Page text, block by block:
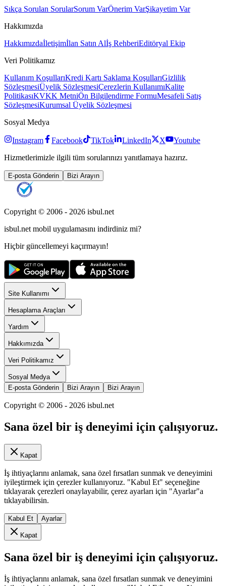
Sıkça Sorulan SorularSorum VarÖnerim VarŞikayetim Var
Hakkımızda
Hakkımızdaİletişimİlan Satın Alİş RehberiEditöryal Ekip
Veri Politikamız
Kullanım KoşullarıKredi Kartı Saklama KoşullarıGizlilik
SözleşmesiÜyelik SözleşmesiÇerezlerin KullanımıKalite
PolitikasıKVKK MetniÖn Bilgilendirme FormuMesafeli Satış
SözleşmesiKurumsal Üyelik Sözleşmesi
Sosyal Medya
Instagram Facebook TikTok LinkedIn X
Youtube
Hizmetlerimizle ilgili tüm sorularınızı yanıtlamaya hazırız.
E-posta Gönderin Bizi Arayın
Copyright © 2006 - 2026 isbul.net
isbul.net mobil uygulamasını indirdiniz mi?
Hiçbir güncellemeyi kaçırmayın!
Site Kullanımı
Hesaplama Araçları
Yardım
Hakkımızda
Veri Politikamız
Sosyal Medya
E-posta Gönderin
Bizi Arayın Bizi Arayın
Copyright © 2006 - 2026 isbul.net
Sana özel bir iş deneyimi için çalışıyoruz.
Kapat
İş ihtiyaçlarını anlamak, sana özel fırsatları sunmak ve deneyimini
iyileştirmek için çerezler kullanıyoruz. "Kabul Et" seçeneğine
tıklayarak çerezleri onaylayabilir, çerez ayarları için "Ayarlar"a
tıklayabilirsin.
Kabul Et Ayarlar
Kapat
Sana özel bir iş deneyimi için çalışıyoruz.
İş ihtiyaçlarını anlamak, sana özel fırsatları sunmak ve deneyimini